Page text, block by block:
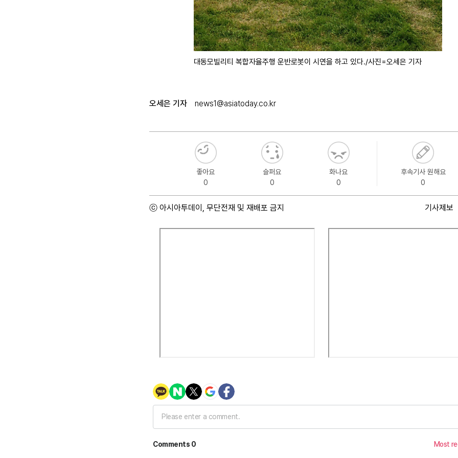
대동모빌리티 복합자율주행 운반로봇이 시연을 하고 있다./사진=오세은 기자
오세은 기자 news1@asiatoday.co.kr
좋아요
0
슬퍼요
0
화나요
0
후속기사 원해요
0
ⓒ 아시아투데이, 무단전재 및 재배포 금지 기사제보